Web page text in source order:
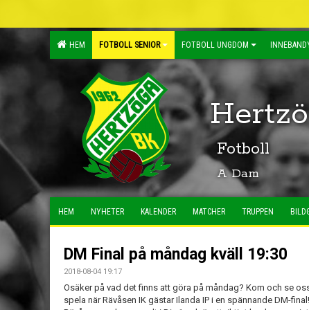
HEM FOTBOLL SENIOR FOTBOLL UNGDOM
Fotboll
A Dam
HEM NYHETER KALENDER MATCHER TRUPPEN
DM Final på måndag kväll 19:30
2018-08-04 19:17
Osäker på vad det finns att göra på måndag? Kom och se
spela när Rävåsen IK gästar Ilanda IP i en spännande DM-final!